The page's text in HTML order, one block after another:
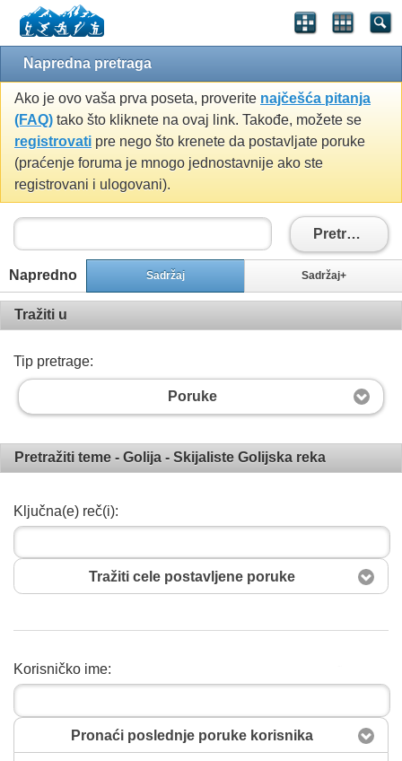
Napredna pretraga
Ako je ovo vaša prva poseta, proverite najčešća pitanja
(FAQ) tako što kliknete na ovaj link. Takođe, možete se
registrovati pre nego što krenete da postavljate poruke
(praćenje foruma je mnogo jednostavnije ako ste
registrovani i ulogovani).
Pretražiti
Napredno Sadržaj Sadržaj+
Tražiti u
Tip pretrage:
Poruke
Pretražiti teme - Golija - Skijaliste Golijska reka
Ključna(e) reč(i):
Tražiti cele postavljene poruke
Korisničko ime:
Pronaći poslednje poruke korisnika